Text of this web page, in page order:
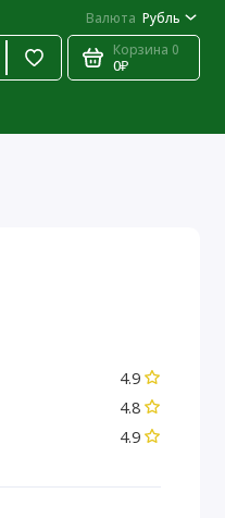
Валюта Рубль
Корзина 0
0₽
4.9
4.8
4.9